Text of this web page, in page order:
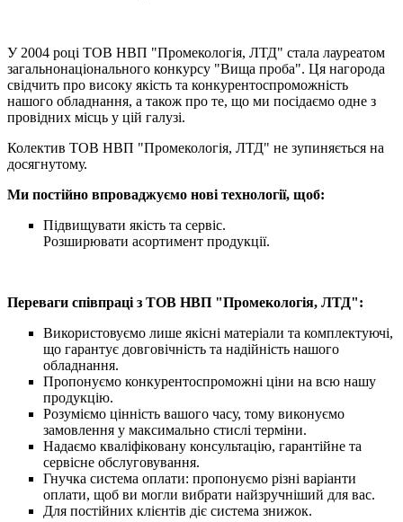
У 2004 році ТОВ НВП "Промекологія, ЛТД" стала лауреатом
загальнонаціонального конкурсу "Вища проба". Ця нагорода
свідчить про високу якість та конкурентоспроможність
нашого обладнання, а також про те, що ми посідаємо одне з
провідних місць у цій галузі.
Колектив ТОВ НВП "Промекологія, ЛТД" не зупиняється на
досягнутому.
Ми постійно впроваджуємо нові технології, щоб:
Підвищувати якість та сервіс.
Розширювати асортимент продукції.
Переваги співпраці з ТОВ НВП "Промекологія, ЛТД":
Використовуємо лише якісні матеріали та комплектуючі,
що гарантує довговічність та надійність нашого
обладнання.
Пропонуємо конкурентоспроможні ціни на всю нашу
продукцію.
Розуміємо цінність вашого часу, тому виконуємо
замовлення у максимально стислі терміни.
Надаємо кваліфіковану консультацію, гарантійне та
сервісне обслуговування.
Гнучка система оплати: пропонуємо різні варіанти
оплати, щоб ви могли вибрати найзручніший для вас.
Для постійних клієнтів діє система знижок.